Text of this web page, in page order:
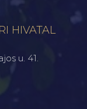
HIVATAL
u. 41.